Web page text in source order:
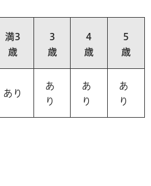
満3
歳
3
歳
4
歳
5
歳
あり
あ
り
あ
り
あ
り